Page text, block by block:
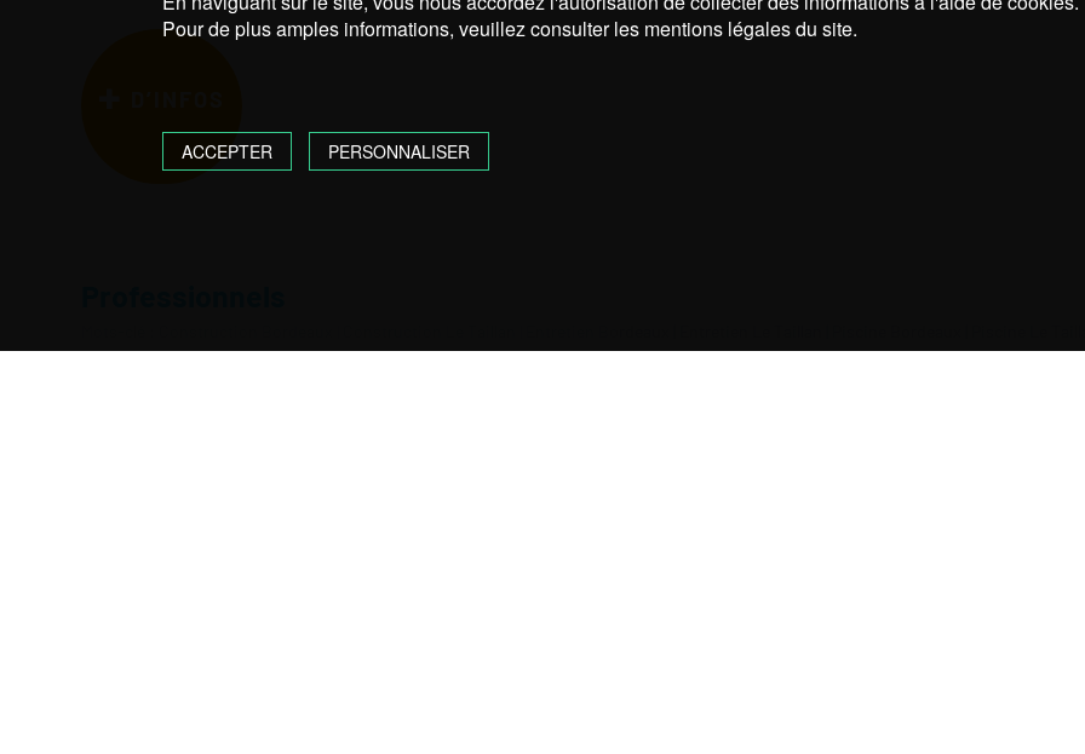
Bordeaux|Rénovation Le Taillan
Pour de plus amples informations, veuillez consulter les mentions légales du site.
ACCEPTER PERSONNALISER